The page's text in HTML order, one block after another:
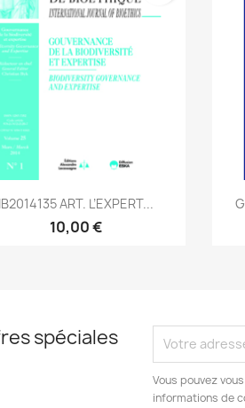
Aperçu rapide
IB2014135 ART. L’EXPERT...
10,00 €
spéciales
Vous pouvez
informations de